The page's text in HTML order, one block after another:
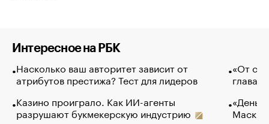
Интересное на РБК
Насколько ваш авторитет зависит от
атрибутов престижа? Тест для лидеров
Казино проиграло. Как ИИ-агенты
разрушают букмекерскую индустрию
«От
глава
Маск в